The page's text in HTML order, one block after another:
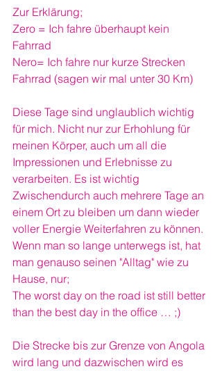
Zur Erklärung;
Zero = Ich fahre überhaupt kein
Fahrrad
Nero= Ich fahre nur kurze Strecken
Fahrrad (sagen wir mal unter 30 Km)
Diese Tage sind unglaublich wichtig
für mich. Nicht nur zur Erhohlung für
meinen Körper, auch um all die
Impressionen und Erlebnisse zu
verarbeiten. Es ist wichtig
Zwischendurch auch mehrere Tage an
einem Ort zu bleiben um dann wieder
voller Energie Weiterfahren zu können.
Wenn man so lange unterwegs ist, hat
man genauso seinen "Alltag" wie zu
Hause, nur;
The worst day on the road ist still better
than the best day in the office … ;)
Die Strecke bis zur Grenze von Angola
wird lang und dazwischen wird es